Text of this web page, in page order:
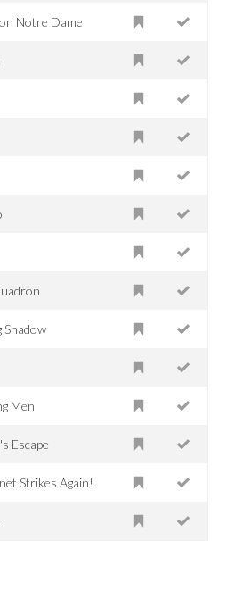
Notre Dame
Men
Escape
Strikes Again!